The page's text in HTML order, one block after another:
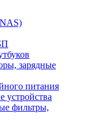
зарядные
питания
устройства
фильтры,